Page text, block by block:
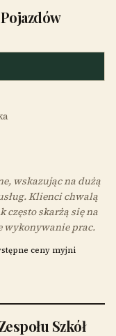
wskazując na dużą
Klienci chwalą
często skarżą się na
wykonywanie prac.
ceny myjni
Szkół